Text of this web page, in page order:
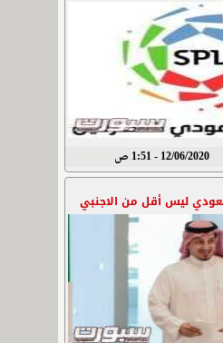
12/06/2020 - 1:51 ص
ليس أقل من الاجنبي